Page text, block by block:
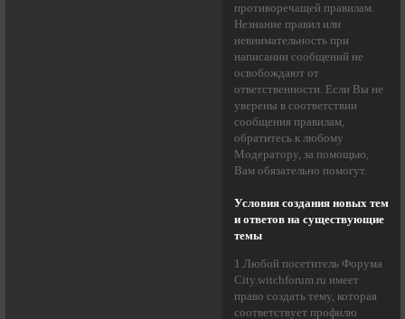
противоречащей правилам.
Незнание правил или
невнимательность при
написании сообщений не
освобождают от
ответственности. Если Вы не
уверены в соответствии
сообщения правилам,
обратитесь к любому
Модератору, за помощью,
Вам обязательно помогут.
Условия создания новых тем
и ответов на существующие
темы
1.Любой посетитель Форума
City.witchforum.ru имеет
право создать тему, которая
соответствует профилю